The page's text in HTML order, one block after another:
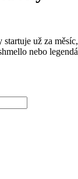
startuje už za
nebo